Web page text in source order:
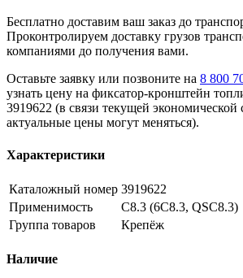
Бесплатно доставим ваш заказ до
Проконтролируем доставку грузов
компаниями до получения вами.
Оставьте заявку или позвоните на 8 800
узнать цену на фиксатор-кронштейн
3919622 (в связи текущей экономической
актуальные цены могут меняться).
Характеристики
Каталожный номер 3919622
Применимость
C8.3 (6C8.3, QSC8.3)
Группа товаров
Крепёж
Наличие